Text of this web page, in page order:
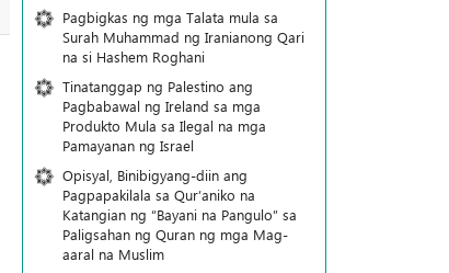
Pagbigkas ng mga Talata mula sa
Surah Muhammad ng Iranianong Qari
na si Hashem Roghani
Tinatanggap ng Palestino ang
Pagbabawal ng Ireland sa mga
Produkto Mula sa Ilegal na mga
Pamayanan ng Israel
Opisyal, Binibigyang-diin ang
Pagpapakilala sa Qur’aniko na
Katangian ng “Bayani na Pangulo” sa
Paligsahan ng Quran ng mga Mag-
aaral na Muslim